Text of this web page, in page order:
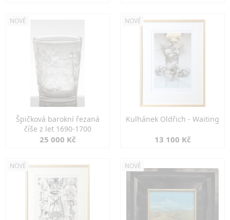
NOVÉ
Špičková barokní řezaná
číše z let 1690-1700
25 000 Kč
NOVÉ
Kulhánek Oldřich - Waiting
13 100 Kč
NOVÉ NOVÉ